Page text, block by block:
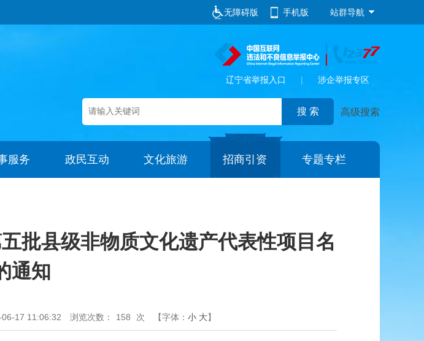
无障碍版 手机版 站群导航
辽宁省举报入口 | 涉企举报专区
高级搜索
服务 政民互动 文化旅游 招商引资 专题专栏
批县级非物质文化遗产代表性项目名
通知
17 11:06:32 浏览次数： 158 次 【字体： 小 大】